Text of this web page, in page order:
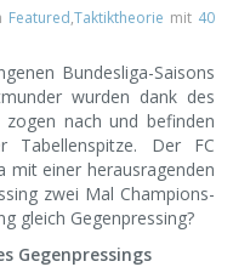
Featured,Taktiktheorie mit 40
Bundesliga-Saisons
wurden dank des
zogen nach und befinden
Tabellenspitze. Der FC
mit einer herausragenden
zwei Mal Champions-
gleich Gegenpressing?
Gegenpressings